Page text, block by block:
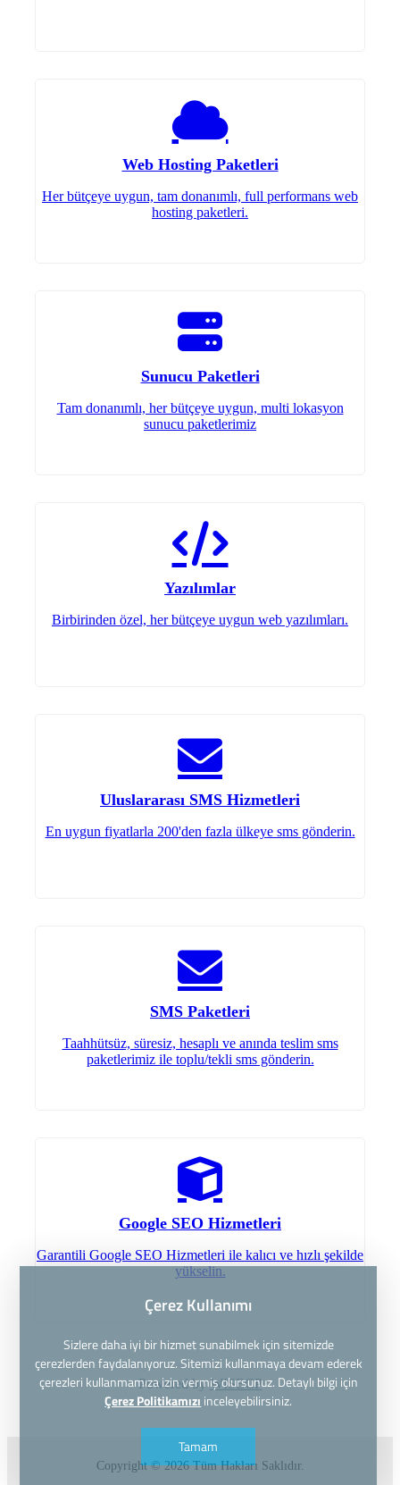
Web Hosting Paketleri
Her bütçeye uygun, tam donanımlı, full performans web
hosting paketleri.
Sunucu Paketleri
Tam donanımlı, her bütçeye uygun, multi lokasyon
sunucu paketlerimiz
Yazılımlar
Birbirinden özel, her bütçeye uygun web yazılımları.
Uluslararası SMS Hizmetleri
En uygun fiyatlarla 200'den fazla ülkeye sms gönderin.
SMS Paketleri
Taahhütsüz, süresiz, hesaplı ve anında teslim sms
paketlerimiz ile toplu/tekli sms gönderin.
Google SEO Hizmetleri
Garantili Google SEO Hizmetleri ile kalıcı ve hızlı şekilde
yükselin.
Powered byWISECP
Copyright © 2026 Tüm Hakları Saklıdır.
Çerez Kullanımı
Sizlere daha iyi bir hizmet sunabilmek için sitemizde
çerezlerden faydalanıyoruz. Sitemizi kullanmaya devam ederek
çerezleri kullanmamıza izin vermiş olursunuz. Detaylı bilgi için
Çerez Politikamızı inceleyebilirsiniz.
Tamam